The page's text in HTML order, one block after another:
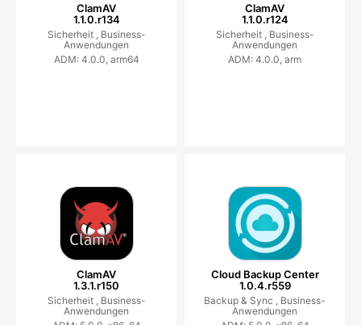
ClamAV
1.1.0.r134
Sicherheit , Business-
Anwendungen
ADM: 4.0.0, arm64
ClamAV
1.1.0.r124
Sicherheit , Business-
Anwendungen
ADM: 4.0.0, arm
ClamAV
1.3.1.r150
Sicherheit , Business-
Anwendungen
Cloud Backup Center
1.0.4.r559
Backup & Sync , Business-
Anwendungen